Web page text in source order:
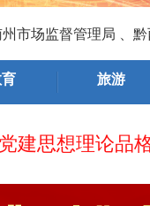
监督管理局 、黔西南
旅游
建思想理论品
建思想理论品